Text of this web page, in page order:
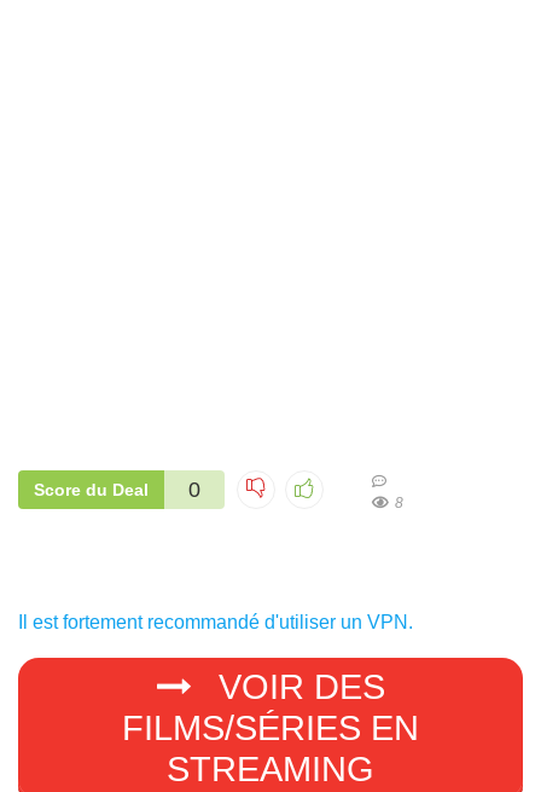
Score du Deal 0
8
Il est fortement recommandé d'utiliser un VPN.
VOIR DES
FILMS/SÉRIES EN
STREAMING